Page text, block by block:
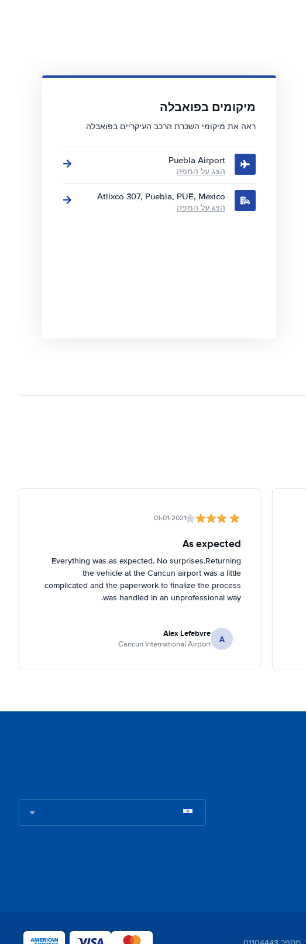
מיקומים בפואבלה
ראה את מיקומי השכרת הרכב העיקריים בפואבלה
Puebla Airport
הצג על המפה
Atlixco 307, Puebla, PUE, Mexico
הצג על המפה
01-01-2021
As expected
Everything was as expected. No surprises.Returning
the vehicle at the Cancun airport was a little
complicated and the paperwork to finalize the process
was handled in an unprofessional way.
A
Alex Lefebvre
Cancun International Airport